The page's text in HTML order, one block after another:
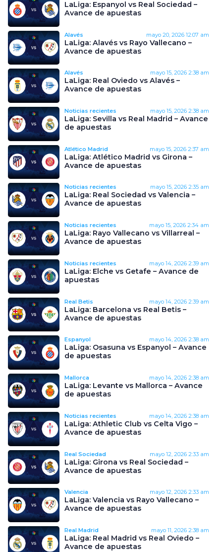
LaLiga: Espanyol vs Real Sociedad –
Avance de apuestas
Alavés mayo 20, 2026 12:07 am
LaLiga: Alavés vs Rayo Vallecano –
Avance de apuestas
Alavés mayo 15, 2026 2:38 am
LaLiga: Real Oviedo vs Alavés –
Avance de apuestas
Noticias recientes mayo 15, 2026 2:38 am
LaLiga: Sevilla vs Real Madrid – Avance
de apuestas
Atlético Madrid mayo 15, 2026 2:37 am
LaLiga: Atlético Madrid vs Girona –
Avance de apuestas
Noticias recientes mayo 15, 2026 2:35 am
LaLiga: Real Sociedad vs Valencia –
Avance de apuestas
Noticias recientes mayo 15, 2026 2:34 am
LaLiga: Rayo Vallecano vs Villarreal –
Avance de apuestas
Noticias recientes mayo 14, 2026 2:39 am
LaLiga: Elche vs Getafe – Avance de
apuestas
Real Betis mayo 14, 2026 2:39 am
LaLiga: Barcelona vs Real Betis –
Avance de apuestas
Espanyol mayo 14, 2026 2:38 am
LaLiga: Osasuna vs Espanyol – Avance
de apuestas
Mallorca mayo 14, 2026 2:38 am
LaLiga: Levante vs Mallorca – Avance
de apuestas
Noticias recientes mayo 14, 2026 2:38 am
LaLiga: Athletic Club vs Celta Vigo –
Avance de apuestas
Real Sociedad mayo 12, 2026 2:33 am
LaLiga: Girona vs Real Sociedad –
Avance de apuestas
Valencia mayo 12, 2026 2:33 am
LaLiga: Valencia vs Rayo Vallecano –
Avance de apuestas
Real Madrid mayo 11, 2026 2:38 am
LaLiga: Real Madrid vs Real Oviedo –
Avance de apuestas